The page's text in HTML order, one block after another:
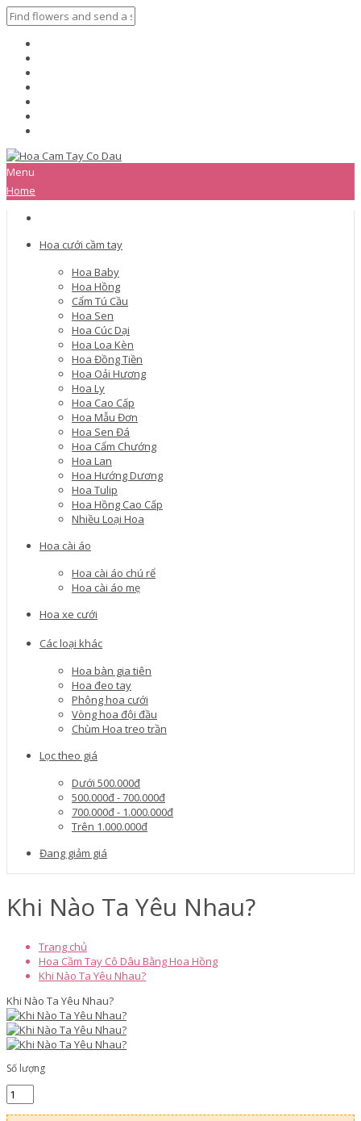
Menu
Home
Hoa cưới cầm tay
Hoa Baby
Hoa Hồng
Cẩm Tú Cầu
Hoa Sen
Hoa Cúc Dại
Hoa Loa Kèn
Hoa Đồng Tiền
Hoa Oải Hương
Hoa Ly
Hoa Cao Cấp
Hoa Mẫu Đơn
Hoa Sen Đá
Hoa Cẩm Chướng
Hoa Lan
Hoa Hướng Dương
Hoa Tulip
Hoa Hồng Cao Cấp
Nhiều Loại Hoa
Hoa cài áo
Hoa cài áo chú rể
Hoa cài áo mẹ
Hoa xe cưới
Các loại khác
Hoa bàn gia tiên
Hoa đeo tay
Phông hoa cưới
Vòng hoa đội đầu
Chùm Hoa treo trần
Lọc theo giá
Dưới 500.000đ
500.000đ - 700.000đ
700.000đ - 1.000.000đ
Trên 1.000.000đ
Đang giảm giá
Khi Nào Ta Yêu Nhau?
Trang chủ
Hoa Cầm Tay Cô Dâu Bằng Hoa Hồng
Khi Nào Ta Yêu Nhau?
Khi Nào Ta Yêu Nhau?
Số lượng